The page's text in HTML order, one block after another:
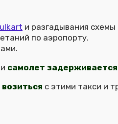
и разгадывания схемы
по аэропорту.
самолет задерживается
с этими такси и